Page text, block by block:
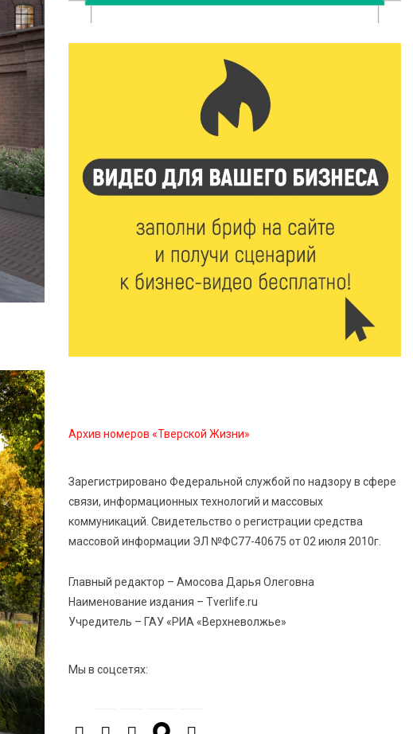
Новые правила РЖД: пассажиров начнут
информировать об изменениях маршрута в
447
данные о численности пенсионеров
Как питаться, чтобы мозг работал лучше:
рекомендации фитнес ‑ специалиста Александра
Семина
область запускает масштабный экопроект
отрасли
7 Авг 2026 18:10 248
Зарядка со стражем порядка объединила детей в
«Чайке»
В Нило-Столобенской пустыни началась
реставрация фасада исторической
Крестовоздвиженской церкви
7 Авг 2026 18:01
Архив номеров «Тверской Жизни»
Зарегистрировано Федеральной службой по надзору в сфере
связи, информационных технологий и массовых
коммуникаций. Свидетельство о регистрации средства
массовой информации ЭЛ №ФС77-40675 от 02 июля 2010г.
Главный редактор – Амосова Дарья Олеговна
Наименование издания – Tverlife.ru
Учредитель – ГАУ «РИА «Верхневолжье»
Мы в соцсетях: